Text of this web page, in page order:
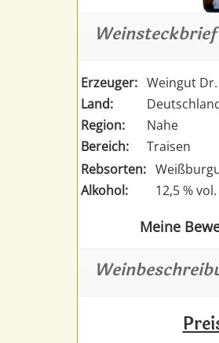
Weinsteckbrief
Erzeuger: Weingut
Land:
Region:
Nahe
Bereich:
Traisen
Rebsorten:
Alkohol:
12,5 % vol.
Meine